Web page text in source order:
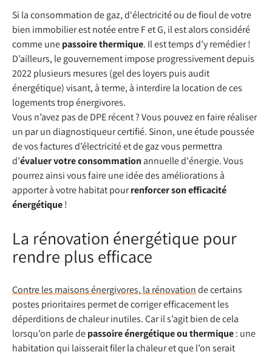
Si la consommation de gaz, d'électricité ou de fioul de votre
bien immobilier est notée entre F et G, il est alors considéré
comme unepassoire thermique. Il est temps d’y remédier !
D’ailleurs, le gouvernement impose progressivement depuis
2022 plusieurs mesures (gel des loyers puis audit
énergétique) visant, à terme, à interdire la location de ces
logements trop énergivores.
Vous n’avez pas de DPE récent ? Vous pouvez en faire réaliser
un par un diagnostiqueur certifié. Sinon, une étude poussée
de vos factures d’électricité et de gaz vous permettra
d’évaluer votre consommation annuelle d'énergie. Vous
pourrez ainsi vous faire une idée des améliorations à
apporter à votre habitat pourrenforcer son efficacité
énergétique!
La rénovation énergétique pour
rendre plus efficace
Contre les maisons énergivores, la rénovationde certains
postes prioritaires permet de corriger efficacement les
déperditions de chaleur inutiles. Car il s’agit bien de cela
lorsqu’on parle depassoire énergétique ou thermique: une
habitation qui laisserait filer la chaleur et que l’on serait